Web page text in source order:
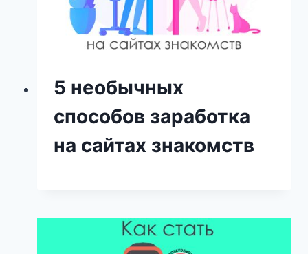
5 необычных
способов заработка
на сайтах знакомств